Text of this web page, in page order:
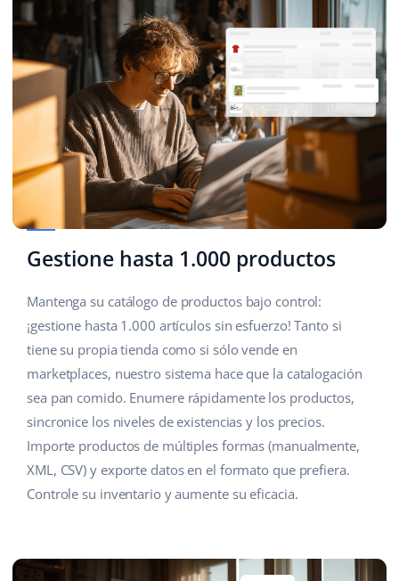
Gestione hasta 1.000 productos
Mantenga su catálogo de productos bajo control:
¡gestione hasta 1.000 artículos sin esfuerzo! Tanto si
tiene su propia tienda como si sólo vende en
marketplaces, nuestro sistema hace que la catalogación
sea pan comido. Enumere rápidamente los productos,
sincronice los niveles de existencias y los precios.
Importe productos de múltiples formas (manualmente,
XML, CSV) y exporte datos en el formato que prefiera.
Controle su inventario y aumente su eficacia.